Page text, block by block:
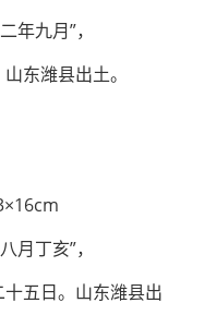
年”，
，11×4.5cm×2
年九月”，
东潍县出土。